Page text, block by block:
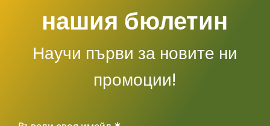
нашия бюлетин
Научи първи за новите ни
промоции!